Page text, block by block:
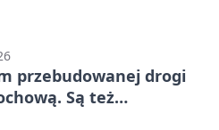
przebudowanej drogi
Są też